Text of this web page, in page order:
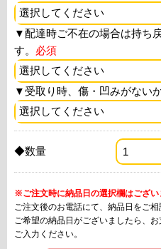
▼配達時ご不在の場合は持ち
す。 必須
▼ 受取り時、傷・凹みがない
◆数量
※ご注文時に納品日の選択欄はござ
ご注文後のお電話にて、納品日をご相
ご希望の納品日がございましたら、
ご入力ください。